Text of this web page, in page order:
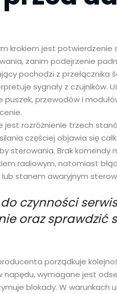
krokiem jest
zanim podejrzenie
pochodzi z przełącznika
sygnały z czujników.
przewodów i
rozróżnienie trzech
częściej objawia się
sterowania. Brak komendy
radiowym, natomiast
stanem awaryjnym
czynności
oraz sprawdzić
porządkuje
wymagane jest
blokady. W warunkach